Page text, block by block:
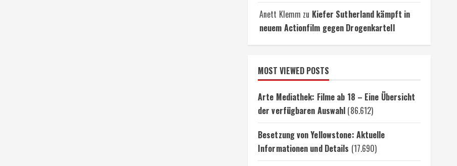
Anett Klemm zu Kiefer Sutherland kämpft in
neuem Actionfilm gegen Drogenkartell
MOST VIEWED POSTS
Arte Mediathek: Filme ab 18 – Eine Übersicht
der verfügbaren Auswahl (86.612)
Besetzung von Yellowstone: Aktuelle
Informationen und Details (17.690)